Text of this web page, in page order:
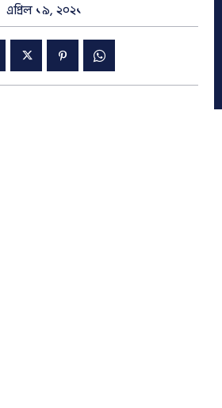
এপ্রিল ১৯, ২০২১